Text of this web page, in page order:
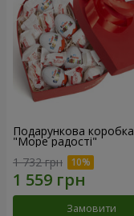
Подарункова коробка
"Море радості"
1 732 грн
Замовити